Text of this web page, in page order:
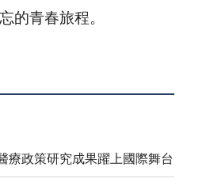
的青春旅程。
療政策研究成果躍上國際舞台